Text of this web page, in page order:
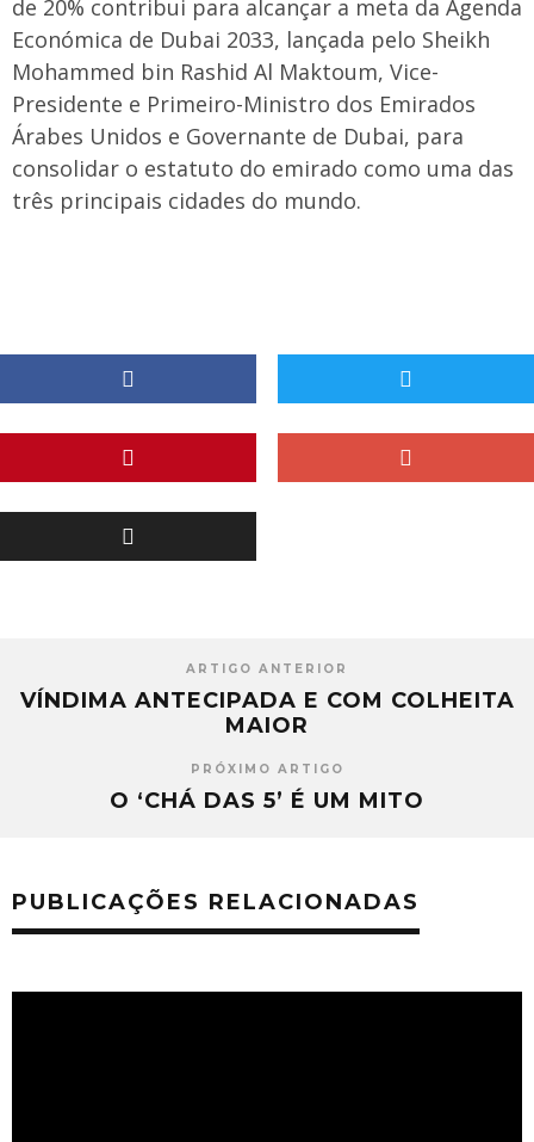
de 20% contribui para alcançar a meta da Agenda
Económica de Dubai 2033, lançada pelo Sheikh
Mohammed bin Rashid Al Maktoum, Vice-
Presidente e Primeiro-Ministro dos Emirados
Árabes Unidos e Governante de Dubai, para
consolidar o estatuto do emirado como uma das
três principais cidades do mundo.
ARTIGO ANTERIOR
VÍNDIMA ANTECIPADA E COM COLHEITA
MAIOR
PRÓXIMO ARTIGO
O ‘CHÁ DAS 5’ É UM MITO
PUBLICAÇÕES RELACIONADAS